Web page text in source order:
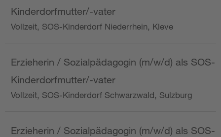
Kinderdorfmutter/-vater
Vollzeit, SOS-Kinderdorf Niederrhein, Kleve
Erzieherin / Sozialpädagogin (m/w/d) als SOS-
Kinderdorfmutter/-vater
Vollzeit, SOS-Kinderdorf Schwarzwald, Sulzburg
Erzieherin / Sozialpädagogin (m/w/d) als SOS-